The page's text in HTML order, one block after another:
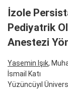
İzole
Pediyatrik
Anestezi
Yasemin Işık,
İsmail Katı
Yüzüncüyıl